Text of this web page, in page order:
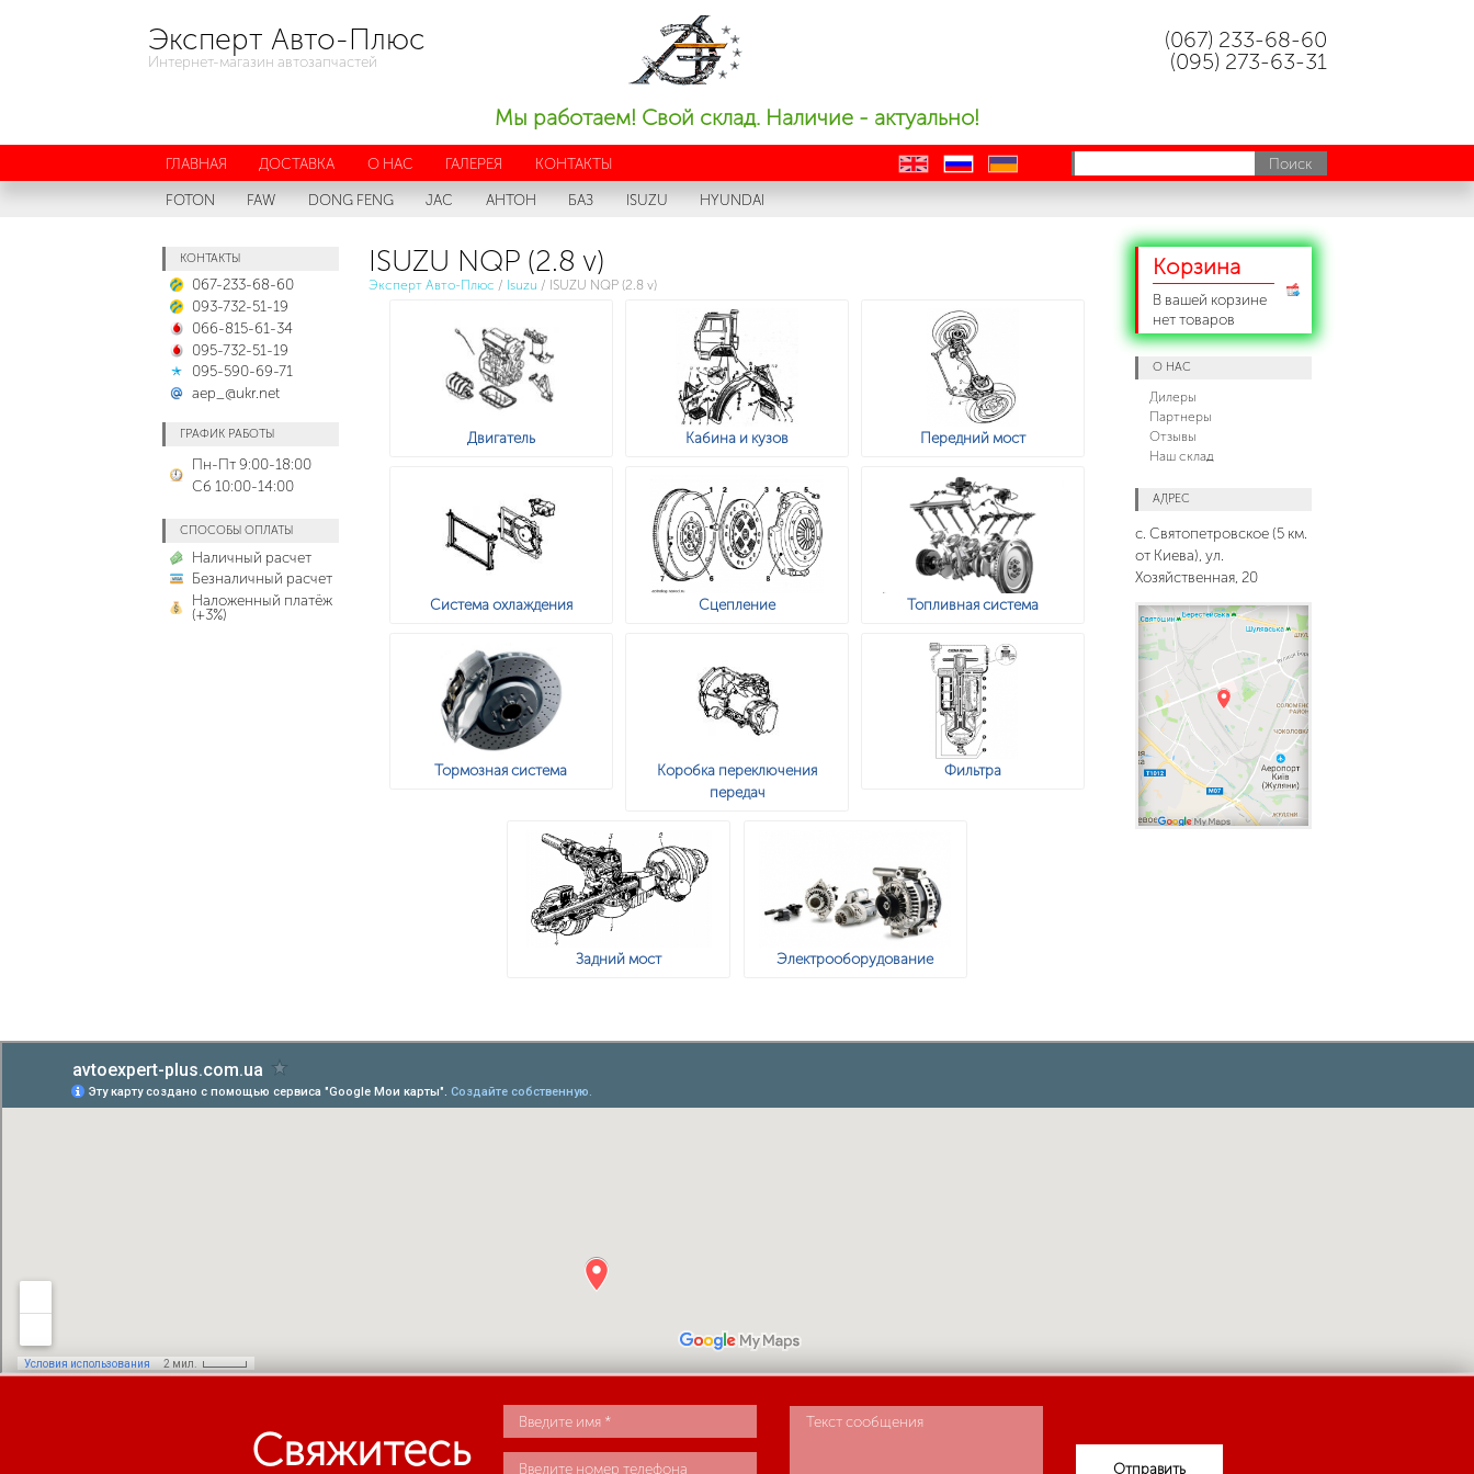
Эксперт Авто-Плюс
Интернет-магазин автозапчастей
(067) 233-68-60
(095) 273-63-31
Мы работаем! Свой склад. Наличие - актуально!
ГЛАВНАЯ ДОСТАВКА О НАС ГАЛЕРЕЯ КОНТАКТЫ en ru
uk
FOTON
FAW DONG FENG JAC АНТОН БАЗ ISUZU HYUNDAI
КОНТАКТЫ
067-233-68-60
093-732-51-19
066-815-61-34
095-732-51-19
095-590-69-71
aep_@ukr.net
ГРАФИК РАБОТЫ
Пн-Пт 9:00-18:00
Сб 10:00-14:00
СПОСОБЫ ОПЛАТЫ
Наличный расчет
Безналичный расчет
Наложенный платёж
(+3%)
ISUZU NQP (2.8 v)
Эксперт Авто-Плюс / Isuzu / ISUZU NQP (2.8 v)
Двигатель Кабина и кузов Передний мост
Система охлаждения Сцепление Топливная система
Тормозная система
Коробка переключения
передач
Фильтра
Задний мост Электрооборудование
Корзина
В вашей корзине
нет товаров
О НАС
Дилеры
Партнеры
Отзывы
Наш склад
АДРЕС
с. Святопетровское (5 км.
от Киева), ул.
Хозяйственная, 20
Свяжитесь Отправить